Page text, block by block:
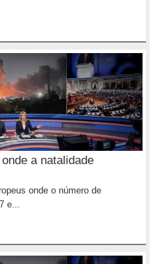
a natalidade
onde o número de
e...